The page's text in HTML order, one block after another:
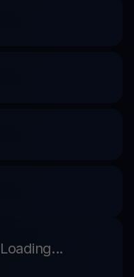
Loading...